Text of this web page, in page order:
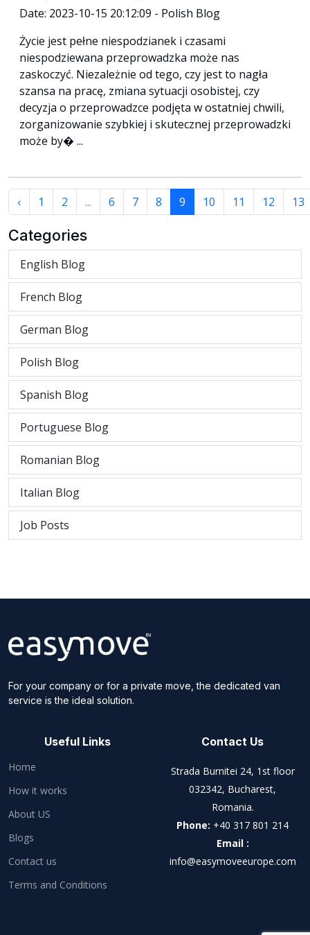
Date: 2023-10-15 20:12:09 - Polish Blog
Życie jest pełne niespodzianek i czasami
niespodziewana przeprowadzka może nas
zaskoczyć. Niezależnie od tego, czy jest to nagła
szansa na pracę, zmiana sytuacji osobistej, czy
decyzja o przeprowadzce podjęta w ostatniej chwili,
zorganizowanie szybkiej i skutecznej przeprowadzki
może by� ...
‹ 1 2 ... 6 7 8 9 10 11 12 13
Categories
English Blog
French Blog
German Blog
Polish Blog
Spanish Blog
Portuguese Blog
Romanian Blog
Italian Blog
Job Posts
For your company or for a private move, the dedicated van
service is the ideal solution.
Useful Links
Home
How it works
About US
Blogs
Contact us
Terms and Conditions
Contact Us
Strada Burnitei 24, 1st floor
032342, Bucharest,
Romania.
Phone: +40 317 801 214
Email :
info@easymoveeurope.com